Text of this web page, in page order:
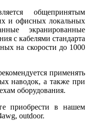
общепринятым
и офисных локальных
экранированные
с кабелями стандарта
на скорости до 1000
применять
наводок, а также при
оборудования.
приобрести в нашем
outdoor.